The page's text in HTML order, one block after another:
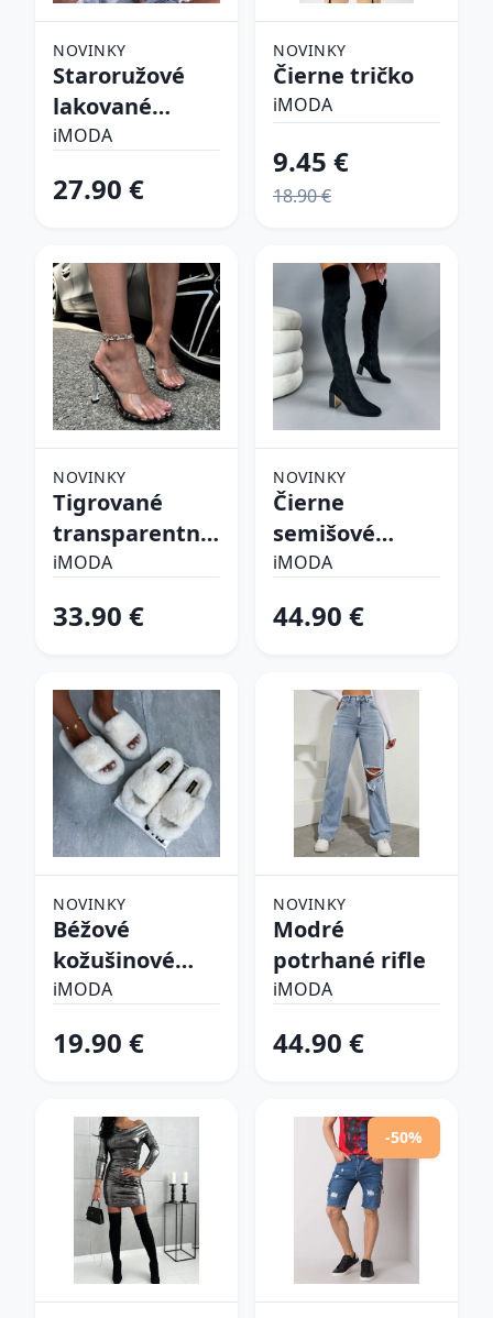
NOVINKY
Staroružové
lakované
lodičky
iMODA
27.90 €
NOVINKY
Čierne tričko
iMODA
9.45 €
18.90 €
NOVINKY
Tigrované
transparentné
sandále
iMODA
33.90 €
NOVINKY
Čierne
semišové
vysoké čižmy
iMODA
44.90 €
NOVINKY
Béžové
kožušinové
šlapky
iMODA
19.90 €
NOVINKY
Modré
potrhané rifle
iMODA
44.90 €
-50%